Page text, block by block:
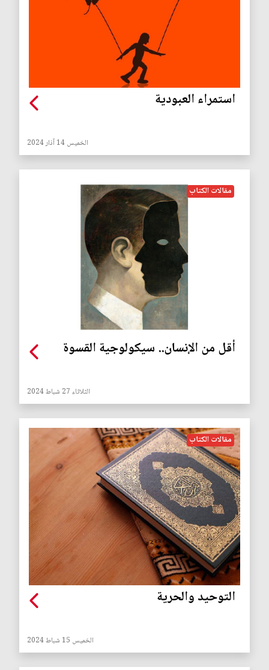
استمراء العبودية
الخميس 14 آذار 2024
مقالات الكتاب
أقل من الإنسان.. سيكولوجية القسوة
الثلاثاء 27 شباط 2024
مقالات الكتاب
التوحيد والحرية
الخميس 15 شباط 2024